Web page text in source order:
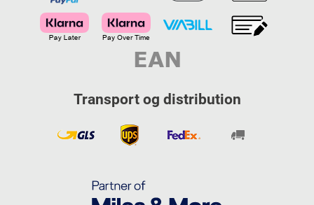
Transport og distribution